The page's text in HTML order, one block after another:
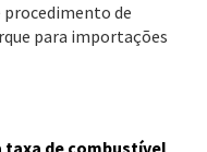
de
para importações